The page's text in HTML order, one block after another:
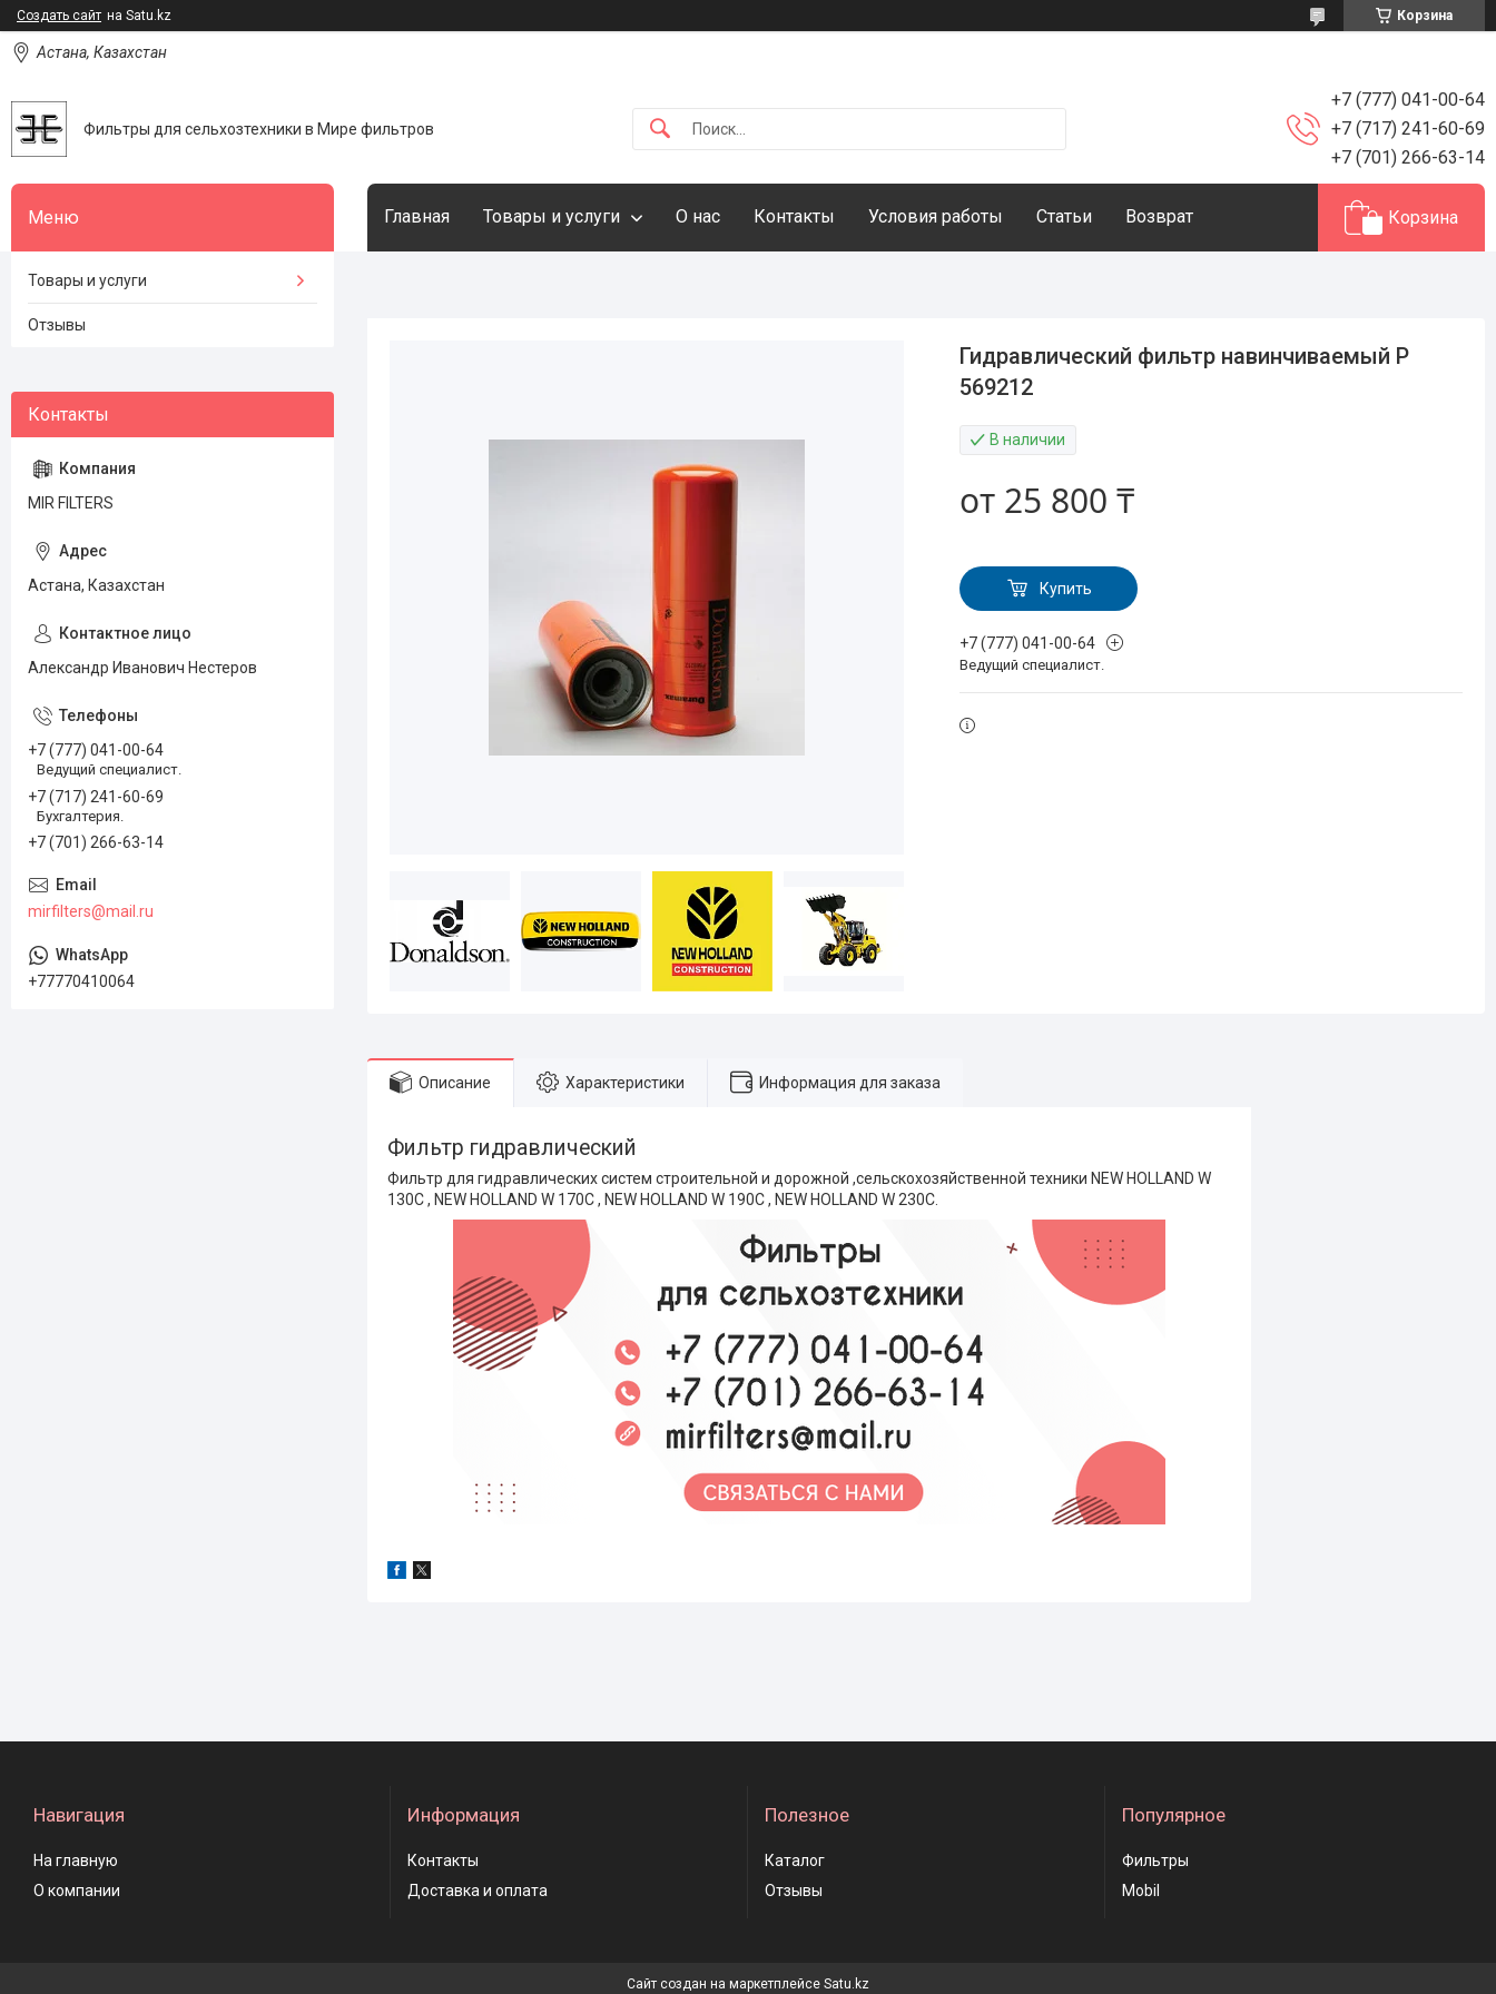
Создать сайт на Satu.kz Корзина
Астана, Казахстан
Фильтры для сельхозтехники в Мире фильтров
+7 (777) 041-00-64
+7 (717) 241-60-69
+7 (701) 266-63-14
Главная Товары и услуги О нас Контакты Условия работы Статьи Возврат Корзина
Гидравлический фильтр навинчиваемый P
569212
В наличии
от 25 800 ₸
Купить
+7 (777) 041-00-64
Ведущий специалист.
Описание Характеристики Информация для заказа
Фильтр гидравлический
Фильтр для гидравлических систем строительной и дорожной ,сельскохозяйственной техники NEW HOLLAND W
130C , NEW HOLLAND W 170C , NEW HOLLAND W 190C , NEW HOLLAND W 230C.
Товары и услуги
Отзывы
MIR FILTERS
Астана, Казахстан
Александр Иванович Нестеров
+7 (777) 041-00-64
Ведущий специалист.
+7 (717) 241-60-69
Бухгалтерия.
+7 (701) 266-63-14
mirfilters@mail.ru
+77770410064
Навигация
На главную
О компании
Информация
Контакты
Доставка и оплата
Полезное
Каталог
Отзывы
Популярное
Фильтры
Mobil
Сайт создан на маркетплейсе Satu.kz